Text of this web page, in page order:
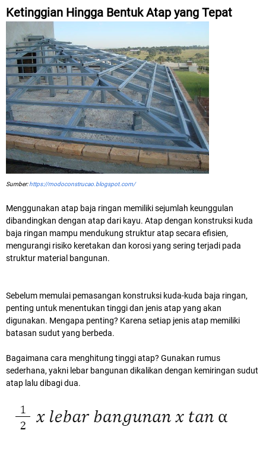
Ketinggian Hingga Bentuk Atap yang Tepat
Sumber:https://modoconstrucao.blogspot.com/
Menggunakan atap baja ringan memiliki sejumlah keunggulan
dibandingkan dengan atap dari kayu. Atap dengan konstruksi kuda
baja ringan mampu mendukung struktur atap secara efisien,
mengurangi risiko keretakan dan korosi yang sering terjadi pada
struktur material bangunan.
Sebelum memulai pemasangan konstruksi kuda-kuda baja ringan,
penting untuk menentukan tinggi dan jenis atap yang akan
digunakan. Mengapa penting? Karena setiap jenis atap memiliki
batasan sudut yang berbeda.
Bagaimana cara menghitung tinggi atap? Gunakan rumus
sederhana, yakni lebar bangunan dikalikan dengan kemiringan sudut
atap lalu dibagi dua.